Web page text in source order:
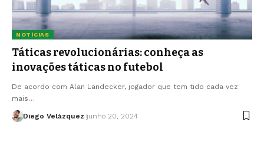
NOTÍCIAS
Táticas revolucionárias: conheça as
inovações táticas no futebol
De acordo com Alan Landecker, jogador que tem tido cada vez
mais…
Diego Velázquez junho 20, 2024